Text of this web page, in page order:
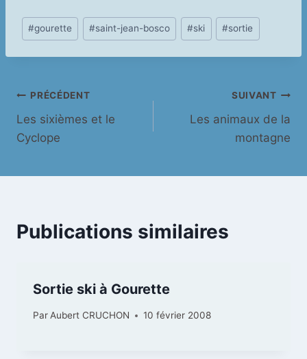
Étiquettes
de
la
#gourette #saint-jean-bosco #ski #sortie
Navigation
de
PRÉCÉDENT
Les sixièmes et le
Cyclope
SUIVANT
Les animaux de la
montagne
Publications similaires
Sortie ski à Gourette
Par Aubert CRUCHON 10 février 2008